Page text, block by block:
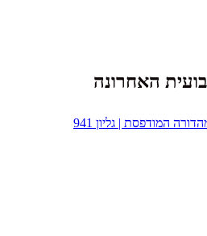
האחרונה
המודפסת | גליון 941